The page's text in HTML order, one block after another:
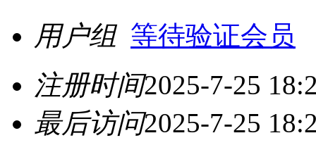
用户组 等待验证会员
注册时间2025-7-25
最后访问2025-7-25